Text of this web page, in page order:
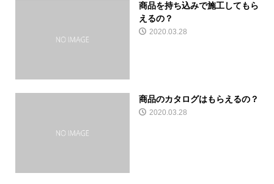
商品を持ち込みで施工してもら
えるの？
2020.03.28
商品のカタログはもらえるの？
2020.03.28